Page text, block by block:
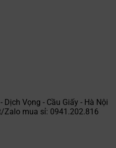
Vọng - Cầu Giấy - Hà Nội
Zalo mua sỉ: 0941.202.816